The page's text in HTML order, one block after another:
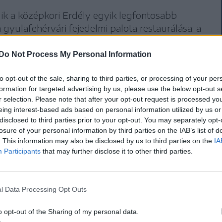
Do Not Process My Personal Information
opt-out of the sale, sharing to third parties, or processing of your
for targeted advertising by us, please use the below opt-out
selection. Please note that after your opt-out request is processed
interest-based ads based on personal information utilized by us
to third parties prior to your opt-out. You may separately
of your personal information by third parties on the IAB’s list of
This information may also be disclosed by us to third parties on the
Participants that may further disclose it to other third parties.
Data Processing Opt Outs
opt-out of the Sharing of my personal data.
a középkori Erdély egyik legfontosabb
gyulafehérvári fejedelmi palota restaurálása: a
uniós alapokból.
és műemlékvédelmi beavatkozásokat is
mellett a belső terek kialakítására és
tartva az ingatlan műemlék jellegét.
kormányozták az országot
palota 2009 óta a város tulajdona, korábban
katolikus székesegyház közelében álló
majd a 16–17. századi bővítési és átépítési